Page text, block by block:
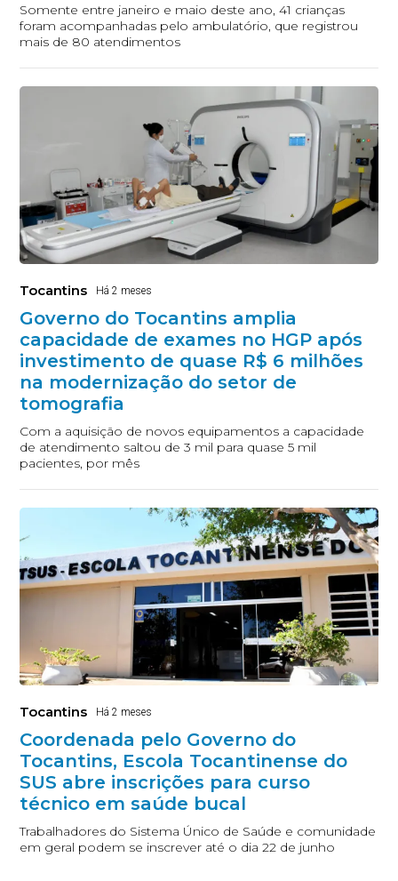
Somente entre janeiro e maio deste ano, 41 crianças
foram acompanhadas pelo ambulatório, que registrou
mais de 80 atendimentos
Tocantins Há 2 meses
Governo do Tocantins amplia
capacidade de exames no HGP após
investimento de quase R$ 6 milhões
na modernização do setor de
tomografia
Com a aquisição de novos equipamentos a capacidade
de atendimento saltou de 3 mil para quase 5 mil
pacientes, por mês
Tocantins Há 2 meses
Coordenada pelo Governo do
Tocantins, Escola Tocantinense do
SUS abre inscrições para curso
técnico em saúde bucal
Trabalhadores do Sistema Único de Saúde e comunidade
em geral podem se inscrever até o dia 22 de junho